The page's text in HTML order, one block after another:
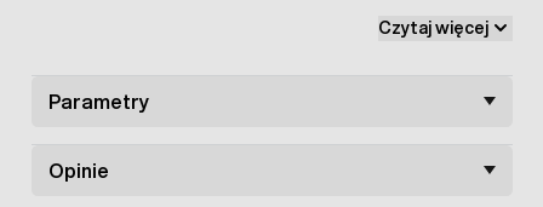
wiaderko układamy na boku, na specjalnej nóżce, w efekcie
części krawędzi wiadra, wydobywa się woda. Co ważne,
wody na krawędzi, jej poziom
wraca do
Czytaj więcej
Parametry
Opinie